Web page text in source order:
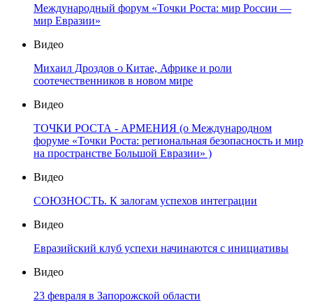
Международный форум «Точки Роста: мир России —
мир Евразии»
Видео
Михаил Дроздов о Китае, Африке и роли
соотечественников в новом мире
Видео
ТОЧКИ РОСТА - АРМЕНИЯ (о Международном
форуме «Точки Роста: региональная безопасность и мир
на пространстве Большой Евразии» )
Видео
СОЮЗНОСТЬ. К залогам успехов интеграции
Видео
Евразийский клуб успехи начинаются с инициативы
Видео
23 февраля в Запорожской области